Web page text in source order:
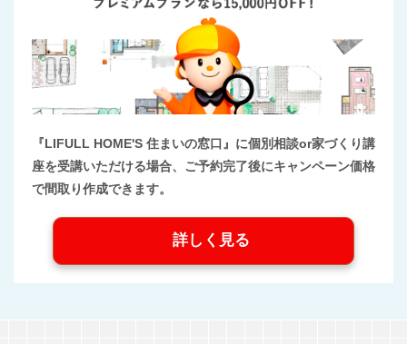
『LIFULL HOME'S 住まいの窓口』に個別相談or家づくり講
座を受講いただける場合、ご予約完了後にキャンペーン価格
で間取り作成できます。
詳しく見る